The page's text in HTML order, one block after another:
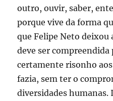
outro, ouvir, saber,
porque vive da forma
que Felipe Neto deixou
deve ser
certamente risonho
fazia, sem ter o
diversidades humanas.